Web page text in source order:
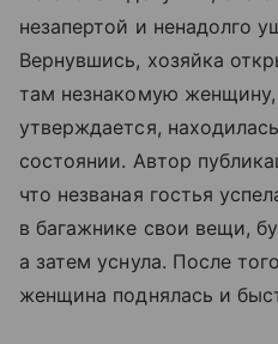
незапертой и ненадолго
Вернувшись, хозяйка
там незнакомую женщину,
утверждается,
состоянии. Автор
что незваная гостья
в багажнике свои вещи,
а затем уснула. После
женщина поднялась и